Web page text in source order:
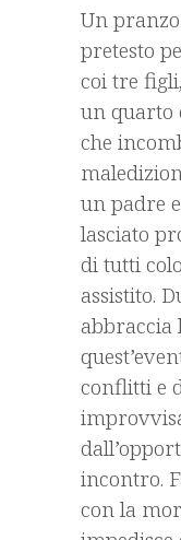
Un
pretesto
coi tre
un quarto
che
un padre
lasciato
di tutti
assistito.
abbraccia
conflitti e
incontro.
con la